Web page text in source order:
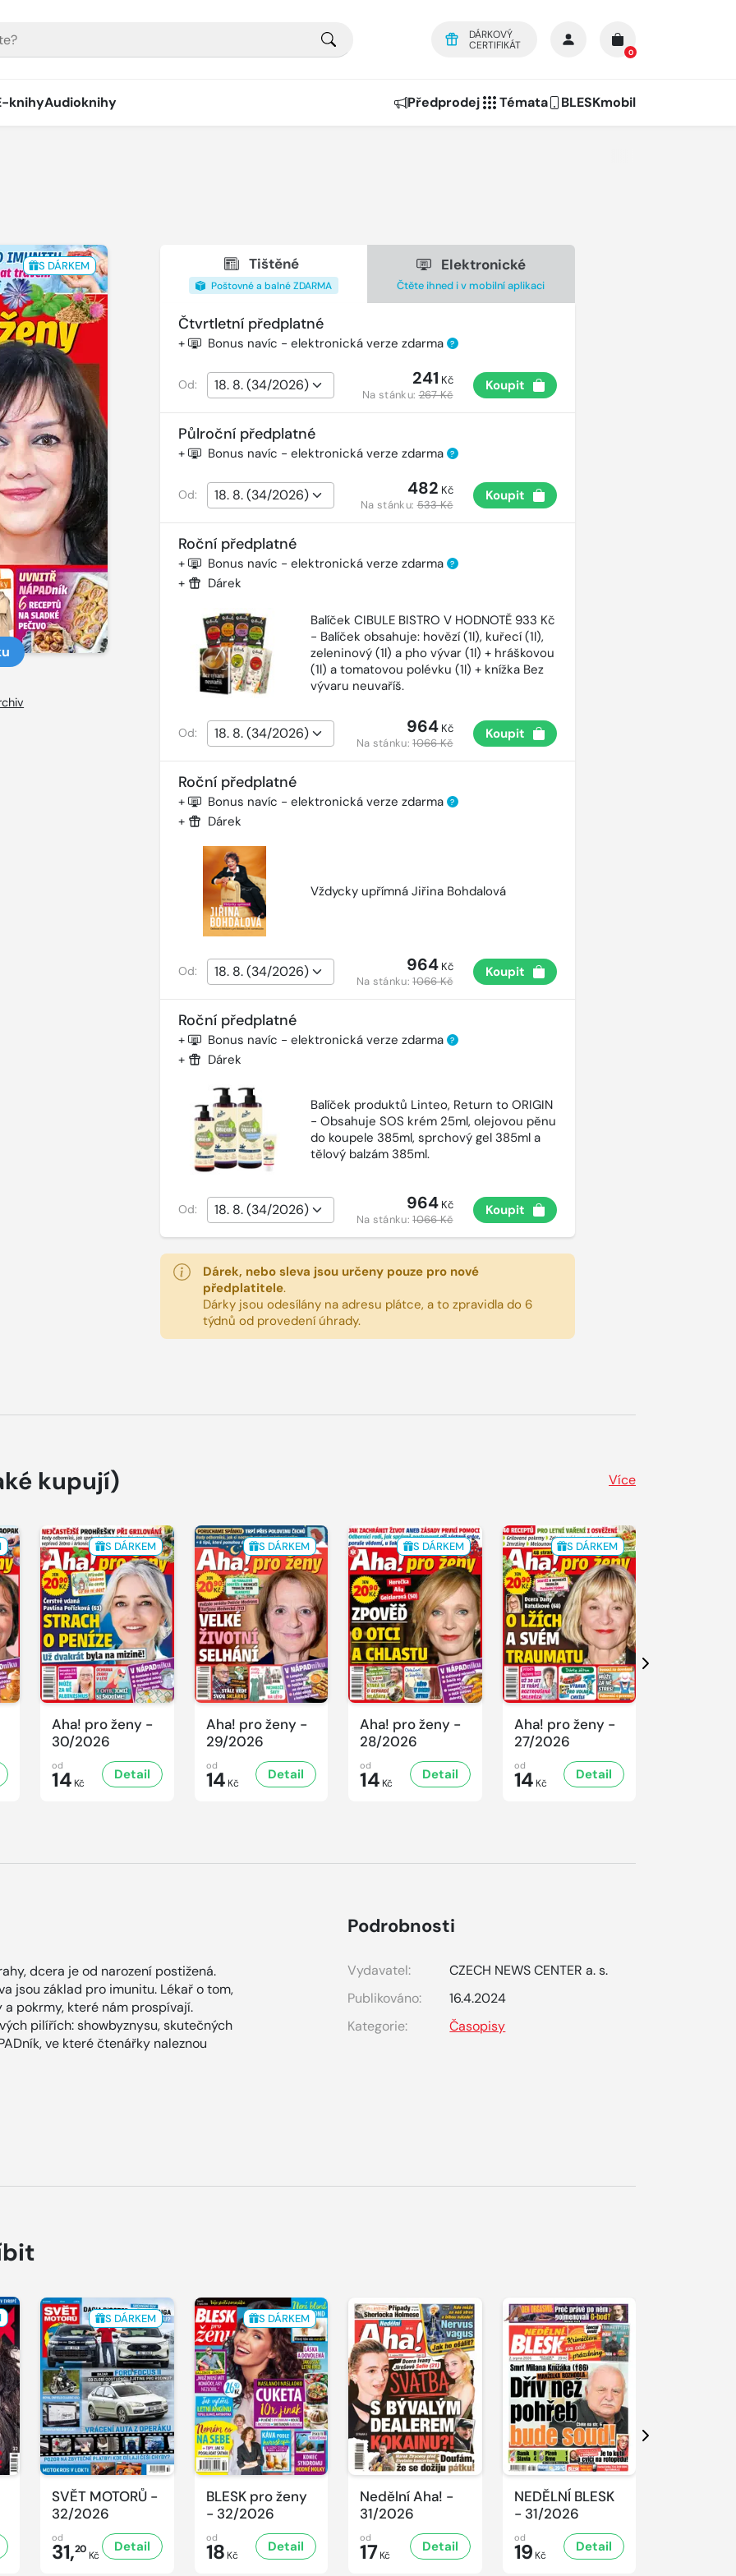
DÁRKOVÝ
CERTIFIKÁT
0
knihyAudioknihy Předprodej Témata BLESKmobil
S DÁRKEM Tištěné
Poštovné a balné ZDARMA
Elektronické
Čtěte ihned i v mobilní aplikaci
Čtvrtletní předplatné
+ Bonus navíc - elektronická verze zdarma ?
Od: 241 Kč
Na stánku:267 Kč
Koupit
Půlroční předplatné
+ Bonus navíc - elektronická verze zdarma ?
Od: 482 Kč
Na stánku:533 Kč
Koupit
Roční předplatné
+ Bonus navíc - elektronická verze zdarma ?
+ Dárek
Balíček CIBULE BISTRO V HODNOTĚ 933 Kč
- Balíček obsahuje: hovězí (1l), kuřecí (1l),
zeleninový (1l) a pho vývar (1l) + hráškovou
(1l) a tomatovou polévku (1l) + knížka Bez
vývaru neuvaříš.
Od: 964Kč
Na stánku:1066 Kč
Koupit
Roční předplatné
+ Bonus navíc - elektronická verze zdarma ?
+ Dárek
Vždycky upřímná Jiřina Bohdalová
Od: 964Kč
Na stánku:1066 Kč
Koupit
Roční předplatné
+ Bonus navíc - elektronická verze zdarma ?
+ Dárek
Balíček produktů Linteo, Return to ORIGIN
- Obsahuje SOS krém 25ml, olejovou pěnu
do koupele 385ml, sprchový gel 385ml a
tělový balzám 385ml.
Od: 964Kč
Na stánku:1066 Kč
Koupit
Dárek, nebo sleva jsou určeny pouze pro nové
předplatitele.
Dárky jsou odesílány na adresu plátce, a to zpravidla do 6
týdnů od provedení úhrady.
kupují) Více
S DÁRKEM
Aha! pro ženy -
30/2026
od
14 Kč
Detail
S DÁRKEM
Aha! pro ženy -
29/2026
od
14 Kč
Detail
S DÁRKEM
Aha! pro ženy -
28/2026
od
14 Kč
Detail
S DÁRKEM
Aha! pro ženy -
27/2026
od
14 Kč
Detail
Další
dcera je od narození postižená.
jsou základ pro imunitu. Lékař o tom,
pokrmy, které nám prospívají.
pilířích: showbyznysu, skutečných
ve které čtenářky naleznou
Podrobnosti
Vydavatel:
CZECH NEWS CENTER a. s.
Publikováno:
16.4.2024
Kategorie:
Časopisy
S DÁRKEM
SVĚT MOTORŮ -
32/2026
od
31,20 Kč
Detail
S DÁRKEM
BLESK pro ženy
- 32/2026
od
18 Kč
Detail
Nedělní Aha! -
31/2026
od
17 Kč
Detail
NEDĚLNÍ BLESK
- 31/2026
od
19 Kč
Detail
Další